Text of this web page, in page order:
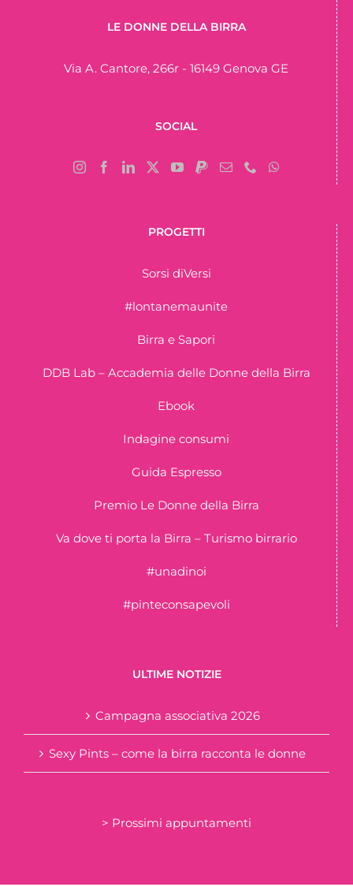
LE DONNE DELLA BIRRA
Via A. Cantore, 266r - 16149 Genova GE
SOCIAL
PROGETTI
Sorsi diVersi
#lontanemaunite
Birra e Sapori
DDB Lab – Accademia delle Donne della Birra
Ebook
Indagine consumi
Guida Espresso
Premio Le Donne della Birra
Va dove ti porta la Birra – Turismo birrario
#unadinoi
#pinteconsapevoli
ULTIME NOTIZIE
Campagna associativa 2026
Sexy Pints – come la birra racconta le donne
> Prossimi appuntamenti